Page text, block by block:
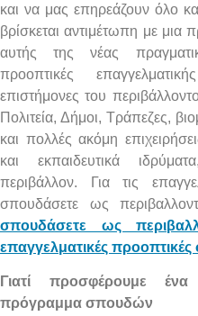
και να μας επηρεάζουν όλο
βρίσκεται αντιμέτωπη με
αυτής της νέας
προοπτικές
επιστήμονες του
Πολιτεία, Δήμοι, Τράπεζες,
και πολλές ακόμη
και εκπαιδευτικά
περιβάλλον.
Για τις
σπουδάσετε ως
σπουδάσετε ως
επαγγελματικές προοπτικές
Γιατί προσφέρουμε
πρόγραμμα σπουδών